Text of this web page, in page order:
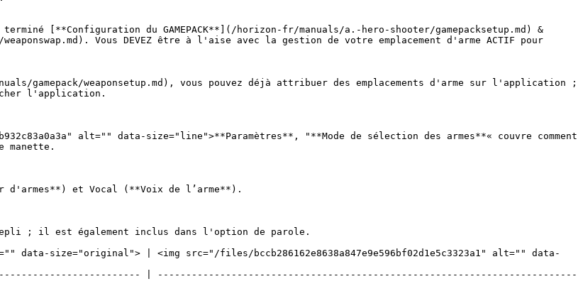
[**Configuration du GAMEPACK**](/horizon-fr/manuals/a.-hero-shooter/gamepacksetup.md) &
Vous DEVEZ être à l'aise avec la gestion de votre emplacement d'arme ACTIF pour
gamepack/weaponsetup.md), vous pouvez déjà attribuer des emplacements d'arme sur l'application ;
l'application.
alt="" data-size="line">**Paramètres**, "**Mode de sélection des armes**« couvre comment
manette.
et Vocal (**Voix de l’arme**).
; il est également inclus dans l'option de parole.
data-size="original"> | <img src="/files/bccb286162e8638a847e9e596bf02d1e5c3323a1" alt="" data-
| --------------------------------------------------------------------------